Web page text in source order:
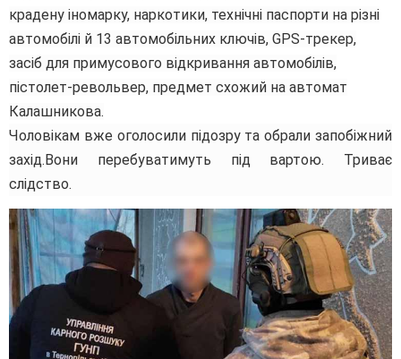
крадену іномарку, наркотики, технічні паспорти на різні
автомобілі й 13 автомобільних ключів, GPS-трекер,
засіб для примусового відкривання автомобілів,
пістолет-револьвер, предмет схожий на автомат
Калашникова.
Чоловікам вже оголосили підозру та обрали запобіжний
захід.Вони перебуватимуть під вартою. Триває
слідство.